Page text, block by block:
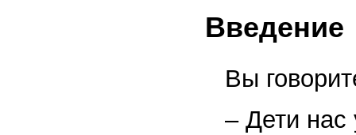
Введение
Вы
– Дети нас